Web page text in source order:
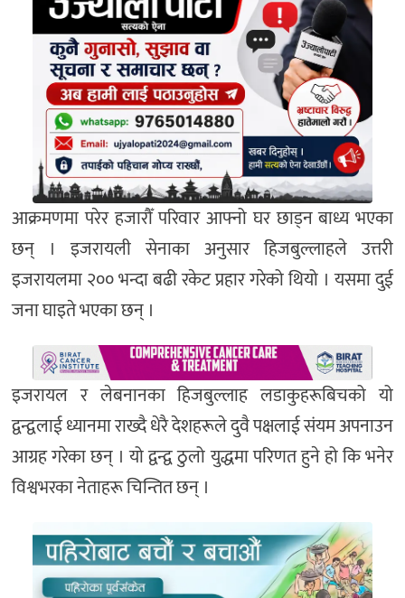
आक्रमणमा परेर हजारौँ परिवार आफ्नो घर छाड्न बाध्य भएका
छन् । इजरायली सेनाका अनुसार हिजबुल्लाहले उत्तरी
इजरायलमा २०० भन्दा बढी रकेट प्रहार गरेको थियो । यसमा दुई
जना घाइते भएका छन् ।
इजरायल र लेबनानका हिजबुल्लाह लडाकुहरूबिचको यो
द्वन्द्वलाई ध्यानमा राख्दै धेरै देशहरूले दुवै पक्षलाई संयम अपनाउन
आग्रह गरेका छन् । यो द्वन्द्व ठुलो युद्धमा परिणत हुने हो कि भनेर
विश्वभरका नेताहरू चिन्तित छन् ।